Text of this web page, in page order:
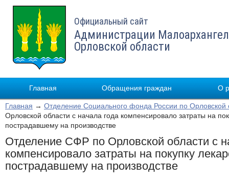
Официальный сайт
Администрации
Орловской области
Главная Обращения граждан О
Главная → Отделение Социального фонда России по Орловской
Орловской области с начала года компенсировало затраты на
пострадавшему на производстве
Отделение СФР по Орловской области с
компенсировало затраты на покупку
пострадавшему на производстве